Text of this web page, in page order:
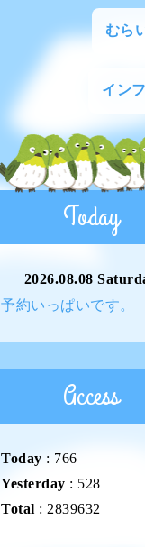
むら
イン
Today
2026.08.08
予約いっぱいです。
Access
Today : 766
Yesterday : 528
Total : 2839632